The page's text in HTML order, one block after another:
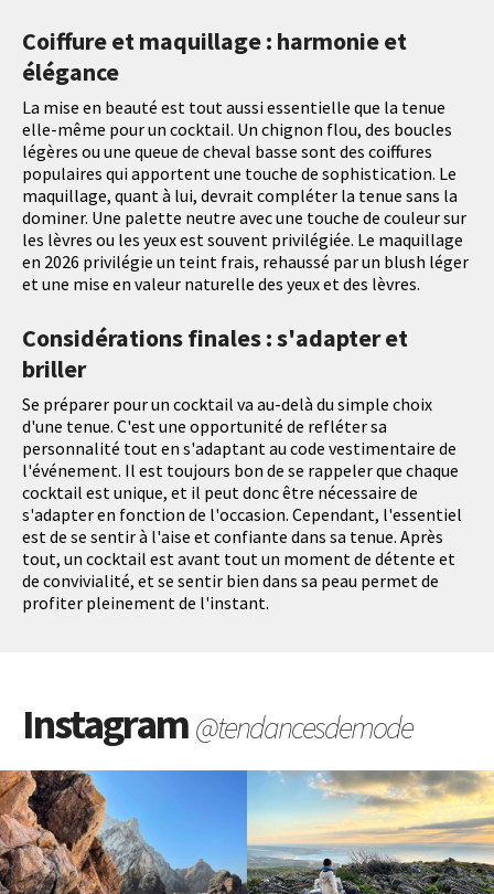
Coiffure et maquillage : harmonie et
élégance
La mise en beauté est tout aussi essentielle que la tenue
elle-même pour un cocktail. Un chignon flou, des boucles
légères ou une queue de cheval basse sont des coiffures
populaires qui apportent une touche de sophistication. Le
maquillage, quant à lui, devrait compléter la tenue sans la
dominer. Une palette neutre avec une touche de couleur sur
les lèvres ou les yeux est souvent privilégiée. Le maquillage
en 2026 privilégie un teint frais, rehaussé par un blush léger
et une mise en valeur naturelle des yeux et des lèvres.
Considérations finales : s'adapter et
briller
Se préparer pour un cocktail va au-delà du simple choix
d'une tenue. C'est une opportunité de refléter sa
personnalité tout en s'adaptant au code vestimentaire de
l'événement. Il est toujours bon de se rappeler que chaque
cocktail est unique, et il peut donc être nécessaire de
s'adapter en fonction de l'occasion. Cependant, l'essentiel
est de se sentir à l'aise et confiante dans sa tenue. Après
tout, un cocktail est avant tout un moment de détente et
de convivialité, et se sentir bien dans sa peau permet de
profiter pleinement de l'instant.
Instagram@tendancesdemode